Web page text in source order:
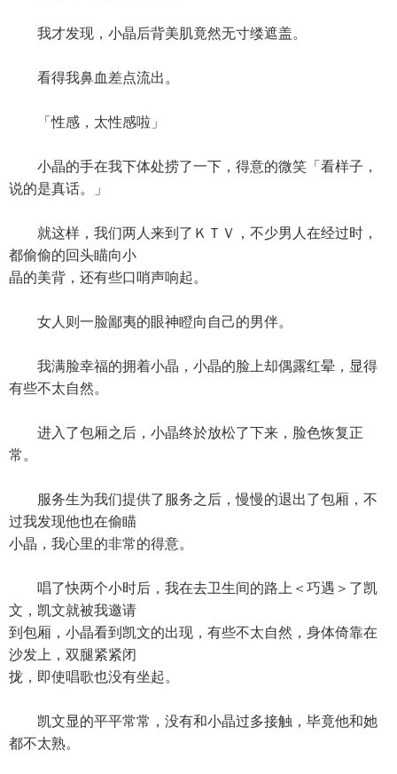
我才发现，小晶后背美肌竟然无寸缕遮盖。
看得我鼻血差点流出。
「性感，太性感啦」
小晶的手在我下体处捞了一下，得意的微笑「看样子，
说的是真话。」
就这样，我们两人来到了ＫＴＶ，不少男人在经过时，
都偷偷的回头瞄向小
晶的美背，还有些口哨声响起。
女人则一脸鄙夷的眼神瞪向自己的男伴。
我满脸幸福的拥着小晶，小晶的脸上却偶露红晕，显得
有些不太自然。
进入了包厢之后，小晶终於放松了下来，脸色恢复正
常。
服务生为我们提供了服务之后，慢慢的退出了包厢，不
过我发现他也在偷瞄
小晶，我心里的非常的得意。
唱了快两个小时后，我在去卫生间的路上＜巧遇＞了凯
文，凯文就被我邀请
到包厢，小晶看到凯文的出现，有些不太自然，身体倚靠在
沙发上，双腿紧紧闭
拢，即使唱歌也没有坐起。
凯文显的平平常常，没有和小晶过多接触，毕竟他和她
都不太熟。